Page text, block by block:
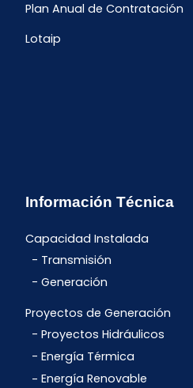
Plan Anual de Contratación
Lotaip
Información Técnica
Capacidad Instalada
Transmisión
Generación
Proyectos de Generación
Proyectos Hidráulicos
Energía Térmica
Energía Renovable